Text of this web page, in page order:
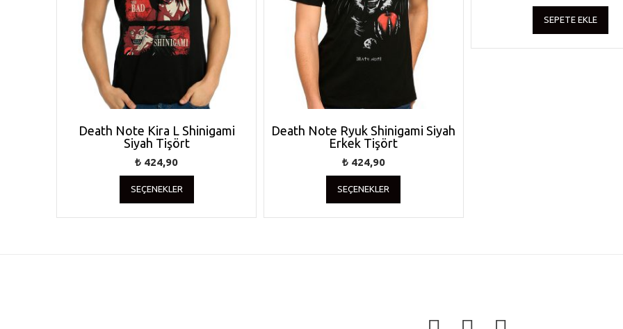
Death Note Kira L Shinigami
Siyah Tişört
₺ 424,90
SEÇENEKLER
Bu
birden
fazla
Death Note Ryuk Shinigami Siyah
Erkek Tişört
₺424,90
SEÇENEKLER
Bu
birden
fazla
SEPETE EKLE